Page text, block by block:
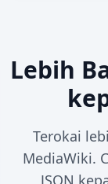
Lebih
Terokai
MediaWiki.
JSON